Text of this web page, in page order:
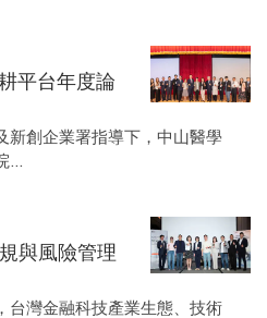
平台年度論
新創企業署指導下，中山醫學
...
與風險管理
台灣金融科技產業生態、技術